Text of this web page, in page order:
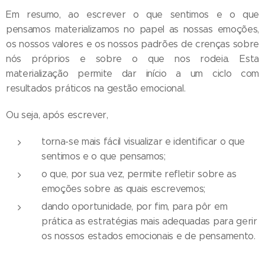
Em resumo, ao escrever o que sentimos e o que
pensamos materializamos no papel as nossas emoções,
os nossos valores e os nossos padrões de crenças sobre
nós próprios e sobre o que nos rodeia. Esta
materialização permite dar início a um ciclo com
resultados práticos na gestão emocional.
Ou seja, após escrever,
torna-se mais fácil visualizar e identificar o que
sentimos e o que pensamos;
o que, por sua vez, permite refletir sobre as
emoções sobre as quais escrevemos;
dando oportunidade, por fim, para pôr em
prática as estratégias mais adequadas para gerir
os nossos estados emocionais e de pensamento.